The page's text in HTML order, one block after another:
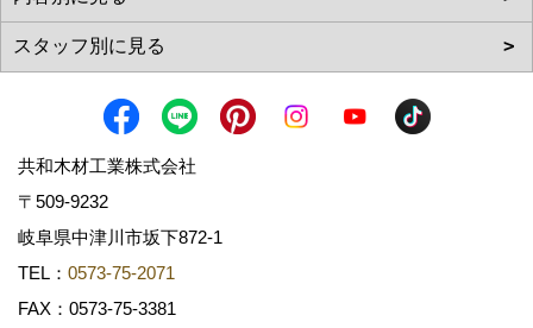
共和木材工業株式会社
〒509-9232
岐阜県中津川市坂下872‐1
TEL： 0573-75-2071
FAX：0573-75-3381